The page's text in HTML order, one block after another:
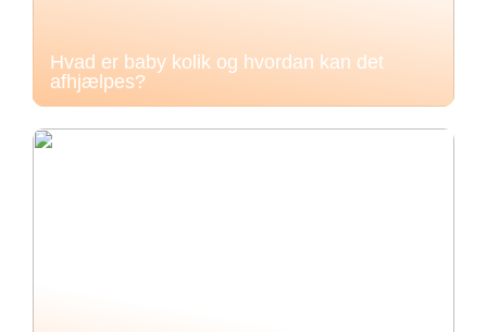
Hvad er baby kolik og hvordan kan det
afhjælpes?